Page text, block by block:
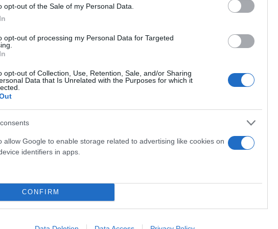
opt-out of the Sale of my Personal Data.
opt-out of processing my Personal Data for Targeted
opt-out of Collection, Use, Retention, Sale, and/or Sharing
Data that Is Unrelated with the Purposes for which it
allow Google to enable storage related to advertising like cookies on
identifiers in apps.
CONFIRM
μετά από μικρή παύση, καθώς επέλεξα τις δύο
Τώρα που τελείωσαν όμως και αυτές οι εκλογές,
και στην εβδομαδιαία μας "συνάντηση" εδώ, αναφέρει
FB.
Κυριακάτικο απολογισμό μου η κυβερνητική δραστηριότητα
επιλέξω τι θα αναφέρω σήμερα. Θα προσπαθήσω να σας γράψω
σας!», επισημαίνει δίνοντας συνοπτικά τους τίτλος
S&P σε επενδυτική βαθμίδα που ήρθε την Παρασκευή το
δρόμο δυναμικής ανάπτυξης με προοπτική. Αυτό δεν έγινε
πολιτικής που εφαρμόζουμε τα τελευταία χρόνια. Και έτσι θα
ευκαιρίας καθώς συνδυάζονται το σωστό μίγμα
είναι πατριωτικό μας καθήκον να αξιοποιήσουμε την